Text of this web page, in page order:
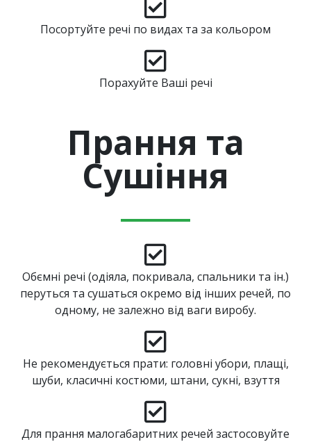
Посортуйте речі по видах та за кольором
Порахуйте Ваші речі
Прання та
Cушіння
Обємні речі (одіяла, покривала, спальники та ін.)
перуться та сушаться окремо від інших речей, по
одному, не залежно від ваги виробу.
Не рекомендується прати: головні убори, плащі,
шуби, класичні костюми, штани, сукні, взуття
Для прання малогабаритних речей застосовуйте